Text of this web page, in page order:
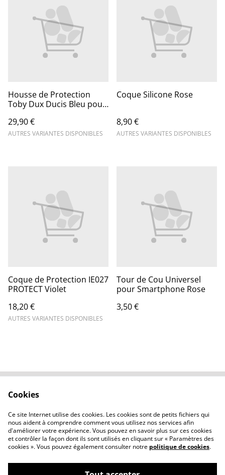
Housse de Protection
Toby Dux Ducis Bleu pour
29,90 €
AUTRES VARIANTES DISPONIBLES
Coque Silicone Rose
8,90 €
AUTRES VARIANTES DISPONIBLES
Coque de Protection IE027
PROTECT Violet
18,20 €
AUTRES VARIANTES DISPONIBLES
Tour de Cou Universel
pour Smartphone Rose
3,50 €
Politique de
confidentialité
Politique de cookies
Cookies
Ce site Internet utilise des cookies. Les cookies sont de petits fichiers qui
nous aident à comprendre comment vous utilisez nos services afin
d'améliorer votre expérience. Vous pouvez en savoir plus sur ces cookies
et contrôler la façon dont ils sont utilisés en cliquant sur « Paramètres des
cookies ». Vous pouvez également consulter notre politique de cookies.